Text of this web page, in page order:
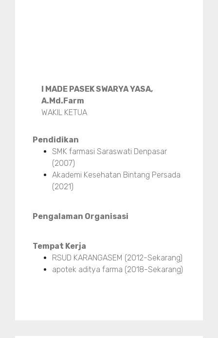
I MADE PASEK SWARYA YASA,
A.Md.Farm
WAKIL KETUA
Pendidikan
SMK farmasi Saraswati Denpasar
(2007)
Akademi Kesehatan Bintang Persada
(2021)
Pengalaman Organisasi
Tempat Kerja
RSUD KARANGASEM (2012-Sekarang)
apotek aditya farma (2018-Sekarang)